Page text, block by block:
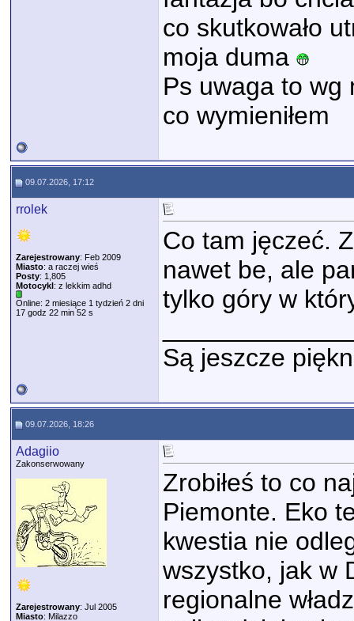
co skutkowało
moja duma
Ps uwaga to wg
co wymieniłem
09.07.2026, 17:12
rrolek
Zarejestrowany: Feb 2009
Miasto: a raczej wieś
Posty: 1,805
Motocykl: z lekkim adhd
Online: 2 miesiące 1 tydzień 2 dni
17 godz 22 min 52 s
Co tam jęczeć.
nawet be, ale
tylko góry w
Są jeszcze
09.07.2026, 18:26
Adagiio
Zakonserwowany
Zarejestrowany: Jul 2005
Miasto: Milazzo
Zrobiłeś to co
Piemonte. Eko
kwestia nie
wszystko, jak w
regionalne